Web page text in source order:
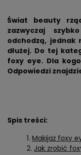
Świat beauty
zazwyczaj
odchodzą,
dłużej. Do tej
foxy eye. Dla
Odpowiedzi
Spis treści:
Makijaż foxy
Jak zrobić